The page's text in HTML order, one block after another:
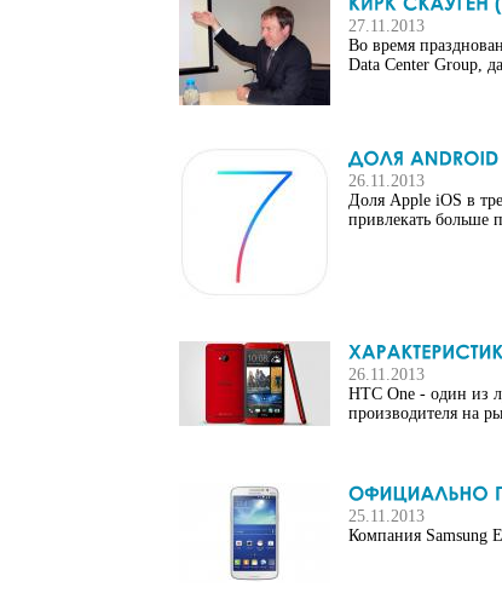
27.11.2013
Во время
Data Center Group,
26.11.2013
Доля Apple iOS в
привлекать больше
26.11.2013
HTC One - один из
производителя на
25.11.2013
Компания Samsung